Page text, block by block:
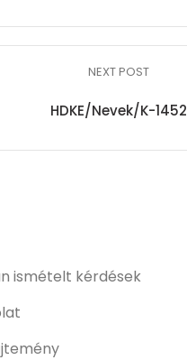
NEXT POST
HDKE/Nevek/K-1452
ismételt kérdések